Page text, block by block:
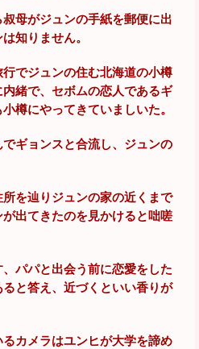
母がジュンの手紙を郵便に出
知りません。
でジュンの住む北海道の小樽
緒で、セボムの恋人であるギ
樽にやってきていましいた。
ギョンスと合流し、ジュンの
を辿りジュンの家の近くまで
出てきたのを見かけると咄嗟
パパと出会う前に恋愛をした
と答え、近づくといい香りが
カメラはユンヒが大学を諦め